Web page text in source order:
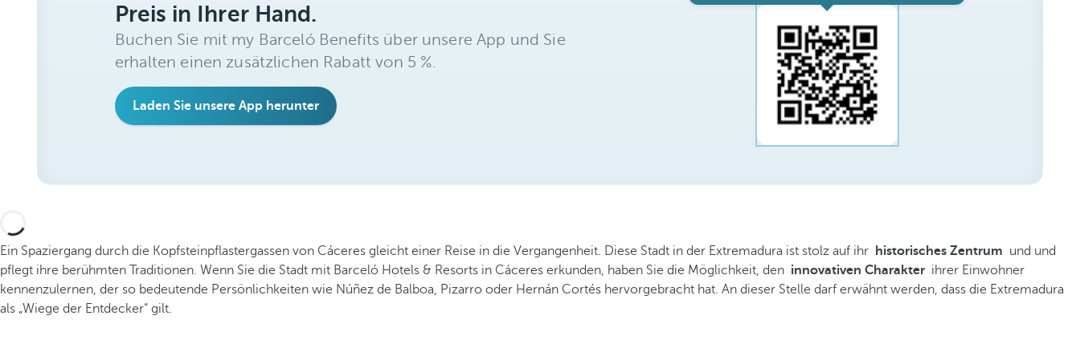
Preis in Ihrer Hand.
Buchen Sie mit my Barceló Benefits über unsere App und Sie
erhalten einen zusätzlichen Rabatt von 5 %.
Laden Sie unsere App herunter
Ein Spaziergang durch die Kopfsteinpflastergassen von Cáceres gleicht einer Reise in die Vergangenheit. Diese Stadt in der Extremadura ist stolz auf ihr historisches Zentrum und und
pflegt ihre berühmten Traditionen. Wenn Sie die Stadt mit Barceló Hotels & Resorts in Cáceres erkunden, haben Sie die Möglichkeit, den innovativen Charakter ihrer Einwohner
kennenzulernen, der so bedeutende Persönlichkeiten wie Núñez de Balboa, Pizarro oder Hernán Cortés hervorgebracht hat. An dieser Stelle darf erwähnt werden, dass die Extremadura
als „Wiege der Entdecker“ gilt.